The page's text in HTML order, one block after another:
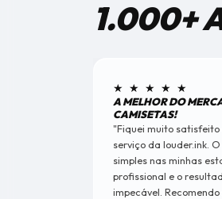
1.000+
★ ★ ★ ★ ★
A MELHOR DO
CAMISETAS!
"Fiquei muito satisfeito
serviço da louder.ink.
simples nas minhas
profissional e o
impecável. Recomendo